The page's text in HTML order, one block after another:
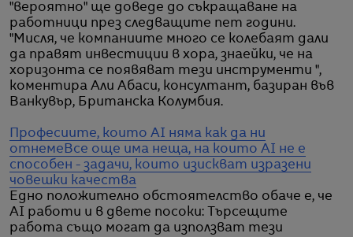
"вероятно" ще доведе до съкращаване на
работници през следващите пет години.
"Мисля, че компаниите много се колебаят дали
да правят инвестиции в хора, знаейки, че на
хоризонта се появяват тези инструменти ",
коментира Али Абаси, консултант, базиран във
Ванкувър, Британска Колумбия.
Професиите, които AI няма как да ни
отнеме Все още има неща, на които AI не е
способен - задачи, които изискват изразени
човешки качества
Едно положително обстоятелство обаче е, че
AI работи и в двете посоки: Търсещите
работа също могат да използват тези